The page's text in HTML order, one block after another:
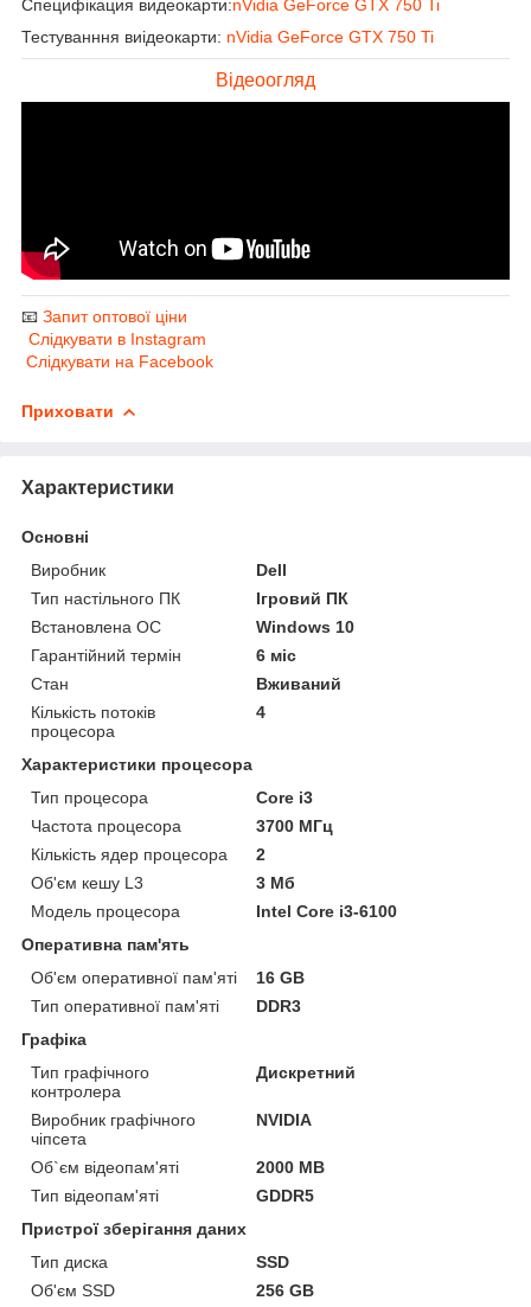
Специфікация видеокарти:nVidia GeForce GTX 750 Ti
Тестуванння виідеокарти: nVidia GeForce GTX 750 Ti
Відеоогляд
📧 Запит оптової ціни
Слідкувати в Instagram
Слідкувати на Facebook
Приховати
Характеристики
Основні
Виробник
Dell
Тип настільного ПК
Ігровий ПК
Встановлена ОС
Windows 10
Гарантійний термін
6 міс
Стан
Вживаний
Кількість потоків
процесора
4
Характеристики процесора
Тип процесора
Core i3
Частота процесора
3700 МГц
Кількість ядер процесора
2
Об'єм кешу L3
3 Мб
Модель процесора
Intel Core i3-6100
Оперативна пам'ять
Об'єм оперативної пам'яті
16 GB
Тип оперативної пам'яті
DDR3
Графіка
Тип графічного
контролера
Дискретний
Виробник графічного
чіпсета
NVIDIA
Об`єм відеопам'яті
2000 MB
Тип відеопам'яті
GDDR5
Пристрої зберігання даних
Тип диска
SSD
Об'єм SSD
256 GB